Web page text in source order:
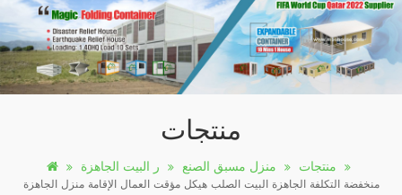
منتجات
منتجات منزل مسبق الصنع ر البيت الجاهزة
منخفضة التكلفة الجاهزة البيت الصلب هيكل مؤقت العمال الإقامة منزل الجاهزة